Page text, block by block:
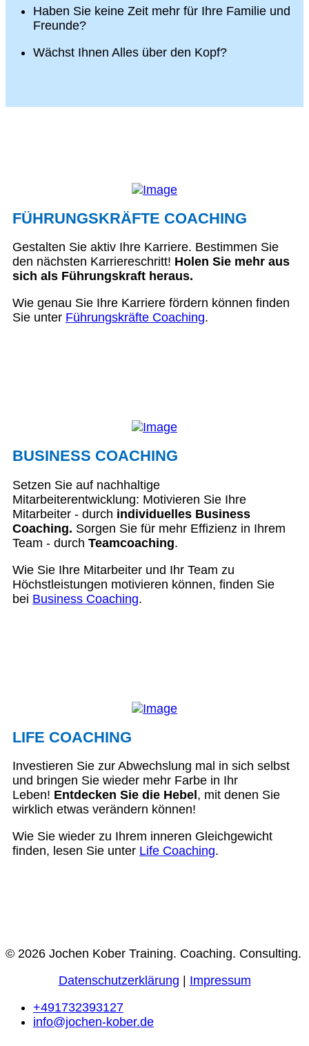
Haben Sie keine Zeit mehr für Ihre Familie und
Freunde?
Wächst Ihnen Alles über den Kopf?
FÜHRUNGSKRÄFTE COACHING
Gestalten Sie aktiv Ihre Karriere. Bestimmen Sie
den nächsten Karriereschritt! Holen Sie mehr aus
sich als Führungskraft heraus.
Wie genau Sie Ihre Karriere fördern können finden
Sie unter Führungskräfte Coaching.
BUSINESS COACHING
Setzen Sie auf nachhaltige
Mitarbeiterentwicklung: Motivieren Sie Ihre
Mitarbeiter - durch individuelles Business
Coaching. Sorgen Sie für mehr Effizienz in Ihrem
Team - durch Teamcoaching.
Wie Sie Ihre Mitarbeiter und Ihr Team zu
Höchstleistungen motivieren können, finden Sie
bei Business Coaching.
LIFE COACHING
Investieren Sie zur Abwechslung mal in sich selbst
und bringen Sie wieder mehr Farbe in Ihr
Leben! Entdecken Sie die Hebel , mit denen Sie
wirklich etwas verändern können!
Wie Sie wieder zu Ihrem inneren Gleichgewicht
finden, lesen Sie unter Life Coaching.
© 2026 Jochen Kober Training. Coaching. Consulting.
Datenschutzerklärung
Impressum
+491732393127
info@jochen-kober.de